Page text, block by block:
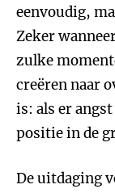
eenvoudig,
Zeker
zulke
creëren naar
is: als er
positie in de
De uitdaging